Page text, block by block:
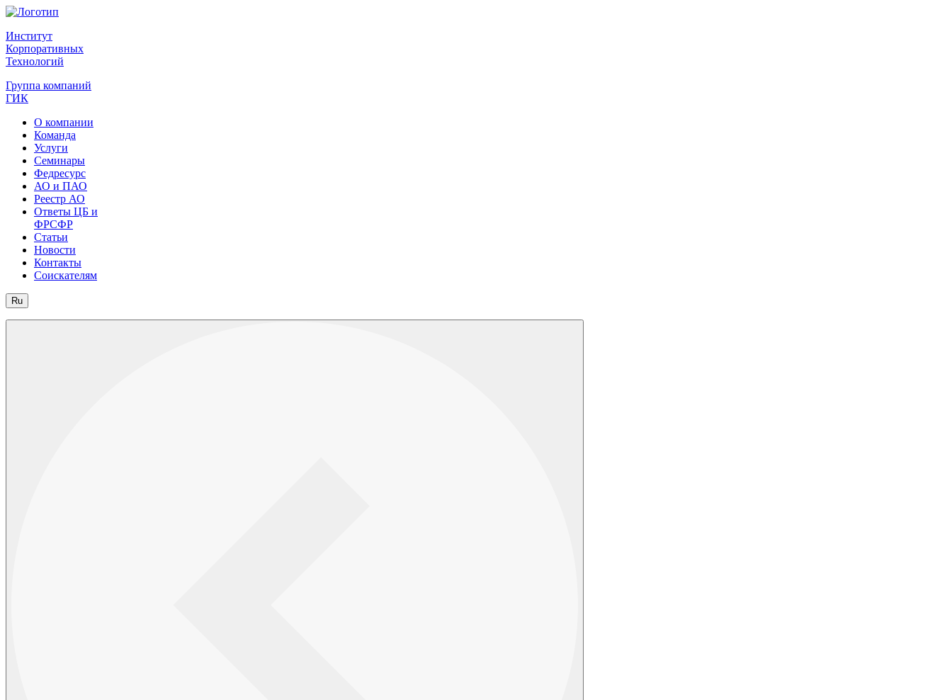
Институт
Корпоративных
Технологий
Группа компаний
ГИК
О компании
Команда
Услуги
Семинары
Федресурс
АО и ПАО
Реестр АО
Ответы ЦБ и
ФРСФР
Статьи
Новости
Контакты
Соискателям
Ru